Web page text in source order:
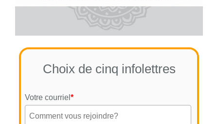
Choix de cinq infolettres
Votre courriel *